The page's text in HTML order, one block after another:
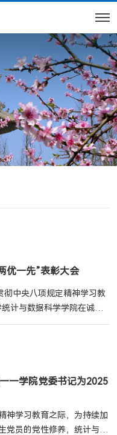
优一先”表彰大会
彻中央八项规定精神学习教
计与数据科学学院在诚正
会，表彰学院先进基层党
学院领导班子成员、受表彰
及师生党员代表参加大会。
记董春同志首先向全院共产
和优秀个人、...
——学院党委书记为2025
神学习教育之际，为持续加
党员的党性修养，统计与数